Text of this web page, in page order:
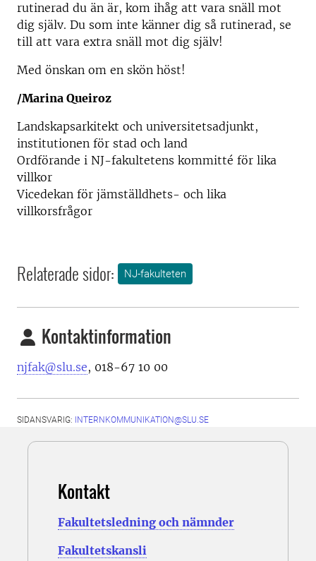
rutinerad du än är, kom ihåg att vara snäll mot
dig själv. Du som inte känner dig så rutinerad, se
till att vara extra snäll mot dig själv!
Med önskan om en skön höst!
/Marina Queiroz
Landskapsarkitekt och universitetsadjunkt,
institutionen för stad och land
Ordförande i NJ-fakultetens kommitté för lika
villkor
Vicedekan för jämställdhets- och lika
villkorsfrågor
Relaterade sidor: NJ-fakulteten
Kontaktinformation
njfak@slu.se, 018-67 10 00
SIDANSVARIG: INTERNKOMMUNIKATION@SLU.SE
Kontakt
Fakultetsledning och nämnder
Fakultetskansli